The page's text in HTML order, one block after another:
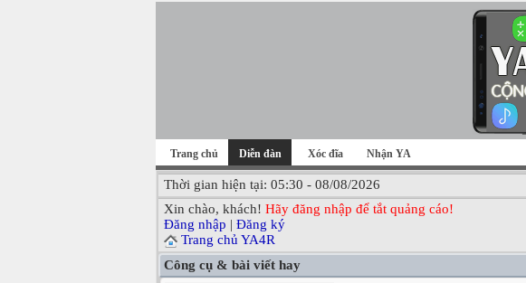
Trang chủ Diễn đàn Xóc đĩa Nhận YA
Thời gian hiện tại: 05:30 - 08/08/2026
Xin chào, khách! Hãy đăng nhập để tắt quảng cáo!
Đăng nhập | Đăng ký
Trang chủ YA4R
Công cụ & bài viết hay